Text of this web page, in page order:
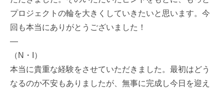
プロジェクトの輪を大きくしていきたいと思います。今
回も本当にありがとうございました！
—
（N・I）
本当に貴重な経験をさせていただきました。最初はどう
なるのか不安もありましたが、無事に完成し今日を迎え